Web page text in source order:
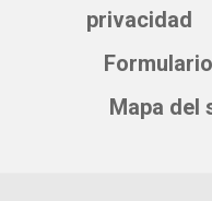
privacidad
Mapa del